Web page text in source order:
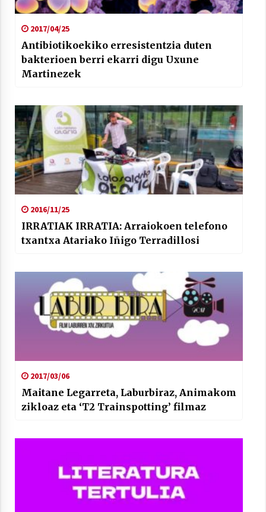
2017/04/25
Antibiotikoekiko erresistentzia duten
bakterioen berri ekarri digu Uxune
Martinezek
2016/11/25
IRRATIAK IRRATIA: Arraiokoen telefono
txantxa Atariako Iñigo Terradillosi
2017/03/06
Maitane Legarreta, Laburbiraz, Animakom
zikloaz eta ‘T2 Trainspotting’ filmaz